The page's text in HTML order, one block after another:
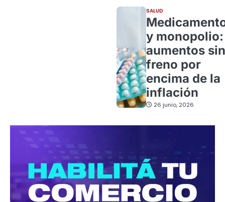
SALUD
y monopolio:
aumentos sin
freno por
encima de la
inflación
26 junio, 2026